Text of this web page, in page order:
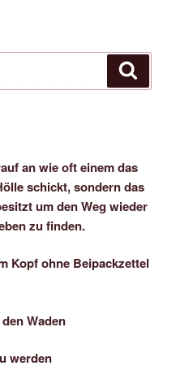
an wie oft einem das
schickt, sondern das
um den Weg wieder
zu finden.
Kopf ohne Beipackzettel
Waden
werden